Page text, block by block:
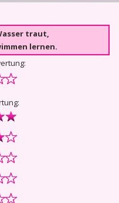
traut,
lernen.